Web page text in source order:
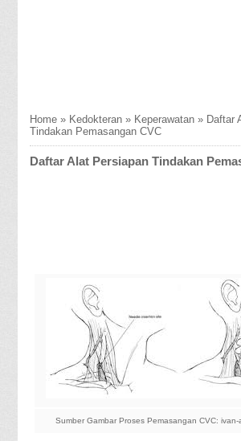
Home » Kedokteran » Keperawatan » Daftar
Tindakan Pemasangan CVC
Daftar Alat Persiapan Tindakan
Sumber Gambar Proses Pemasangan CVC: